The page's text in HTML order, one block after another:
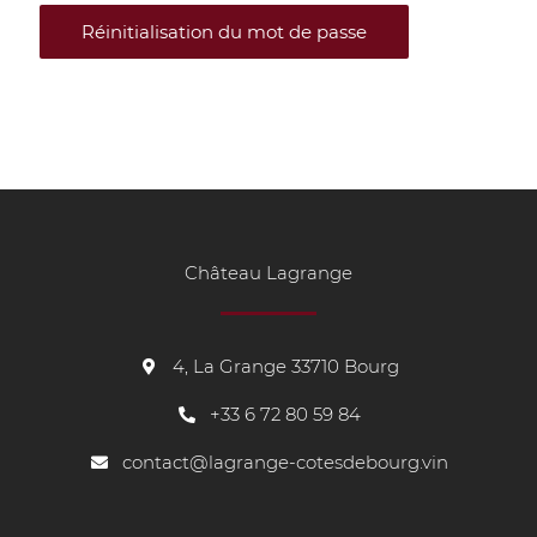
Réinitialisation du mot de passe
Château Lagrange
4, La Grange 33710 Bourg
+336 72 80 59 84
contact@lagrange-cotesdebourg.vin